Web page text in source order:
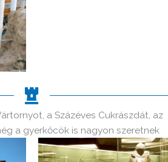
a Százéves Cukrászdát, az
a gyerkőcök is nagyon szeretnek